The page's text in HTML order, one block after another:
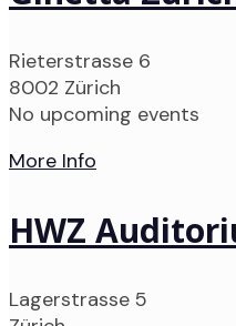
Rieterstrasse 6
8002 Zürich
No upcoming events
More Info
HWZ
Lagerstrasse 5